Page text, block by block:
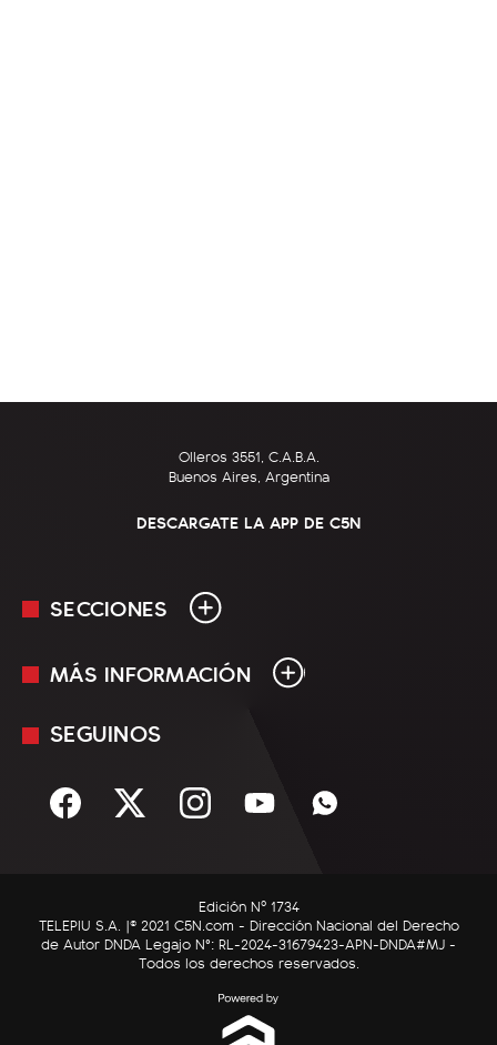
Olleros 3551, C.A.B.A.
Buenos Aires, Argentina
DESCARGATE LA APP DE C5N
SECCIONES
En Vivo
Sociedad
C5N Autos
RatingCero
MÁS INFORMACIÓN
Mediakit
Términos y condiciones
SEGUINOS
Edición Nº 1734
TELEPIU S.A. |© 2021 C5N.com - Dirección Nacional del Derecho
de Autor DNDA Legajo N°: RL-2024-31679423-APN-DNDA#MJ -
Todos los derechos reservados.